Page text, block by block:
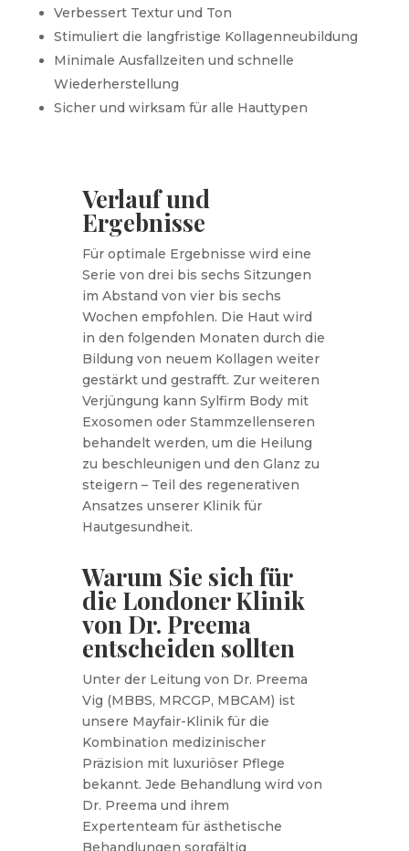
Verbessert Textur und Ton
Stimuliert die langfristige Kollagenneubildung
Minimale Ausfallzeiten und schnelle
Wiederherstellung
Sicher und wirksam für alle Hauttypen
Verlauf und
Ergebnisse
Für optimale Ergebnisse wird eine
Serie von drei bis sechs Sitzungen
im Abstand von vier bis sechs
Wochen empfohlen. Die Haut wird
in den folgenden Monaten durch die
Bildung von neuem Kollagen weiter
gestärkt und gestrafft. Zur weiteren
Verjüngung kann Sylfirm Body mit
Exosomen oder Stammzellenseren
behandelt werden, um die Heilung
zu beschleunigen und den Glanz zu
steigern – Teil des regenerativen
Ansatzes unserer Klinik für
Hautgesundheit.
Warum Sie sich für
die Londoner Klinik
von Dr. Preema
entscheiden sollten
Unter der Leitung von Dr. Preema
Vig (MBBS, MRCGP, MBCAM) ist
unsere Mayfair-Klinik für die
Kombination medizinischer
Präzision mit luxuriöser Pflege
bekannt. Jede Behandlung wird von
Dr. Preema und ihrem
Expertenteam für ästhetische
Behandlungen sorgfältig